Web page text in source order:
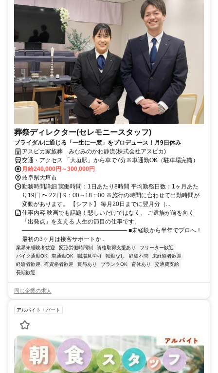
葬祭ディレクター(セレモニースタッフ)
ブライダルに通じる「一生に一度」をプロデュース！月9日休み
アスピカ家族葬 みなみのかわ静流(株式会社アスピカ)
交通・アクセス 「大垣駅」から車で7分※車通勤OK（駐車場完備）
月給240,000円～300,000円
岐阜県大垣市
勤務時間詳細 実働時間：1日あたり8時間 平均勤務日数：1ヶ月あた
り19日 〜 22日 9：00～18：00 ※施行の時間に合わせて出勤時間が
変動があります。 【シフト】 毎月20日までに翌月分（...
仕事内容 映画でも話題！悲しいだけではなく、 ご遺族が前を向く
「出発点」を支える 人生の節目の仕事です。
―――――――――――――――――― ■未経験から半年でプロへ！
最初の3ヶ月は接客サポートか...
業界未経験者歓迎 変形労働時間制 資格取得支援あり
フリーター歓迎
バイク通勤OK
車通勤OK 職場見学可 転勤なし 経験不問
未経験者歓迎
経験者歓迎
有資格者歓迎 賞与あり ブランクOK 育休あり
交通費支給
長期歓迎
同じ企業の求人
アルバイト・パート